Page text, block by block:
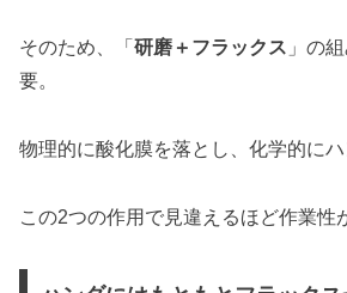
そのため、「 研磨＋フラックス 」の
要。
物理的に酸化膜を落とし、化学的にハ
この2つの作用で見違えるほど作業性